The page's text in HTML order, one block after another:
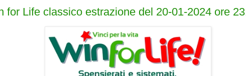
for Life classico estrazione del 20-01-2024 ore